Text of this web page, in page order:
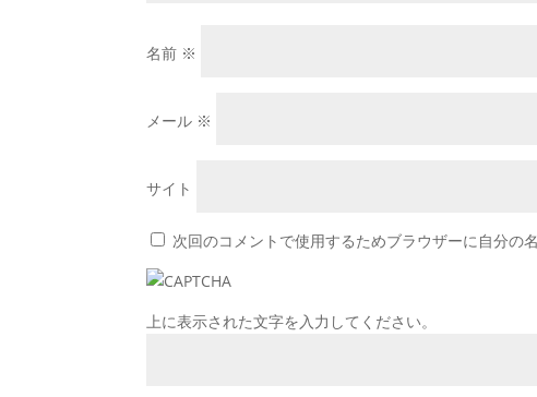
名前 ※
メール ※
サイト
次回のコメントで使用するためブラウザーに自分の
上に表示された文字を入力してください。